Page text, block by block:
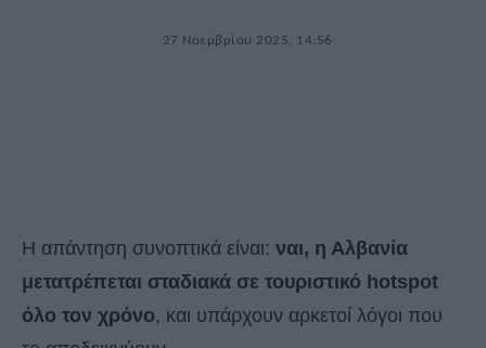
27 Νοεμβρίου 2025, 14:56
Η απάντηση συνοπτικά είναι: ναι, η Αλβανία
μετατρέπεται σταδιακά σε τουριστικό hotspot
όλο τον χρόνο, και υπάρχουν αρκετοί λόγοι που